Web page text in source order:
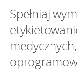
Spełniaj